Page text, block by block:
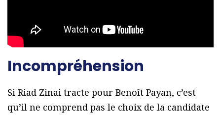
Incompréhension
Si Riad Zinai tracte pour Benoît Payan, c’est
qu’il ne comprend pas le choix de la candidate